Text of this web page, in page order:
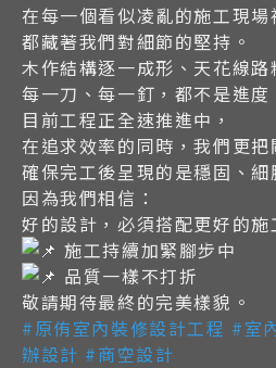
在每一個看似凌亂的施工現場
都藏著我們對細節的堅持。
木作結構逐一成形、天花線
每一刀、每一釘，都不是進度
目前工程正全速推進中，
在追求效率的同時，我們更把
確保完工後呈現的是穩固、細
因為我們相信：
好的設計，必須搭配更好的施
施工持續加緊腳步中
品質一樣不打折
敬請期待最終的完美樣貌。
#原侑室內裝修設計工程 #室
辦設計 #商空設計